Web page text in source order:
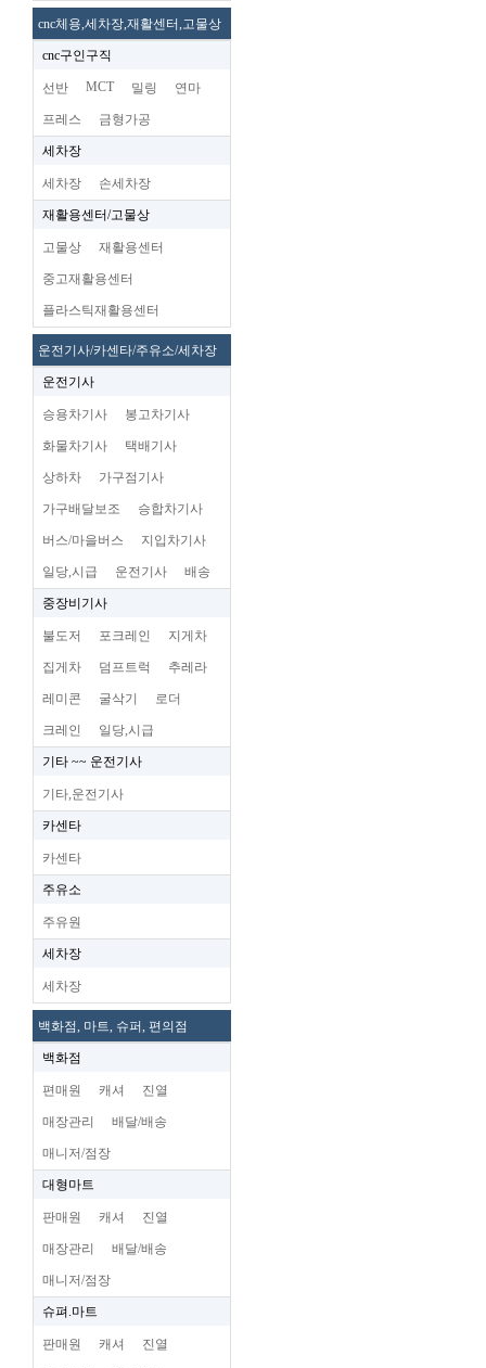
cnc체용,세차장,재활센터,고물상
cnc구인구직
선반 MCT 밀링 연마
프레스 금형가공
세차장
세차장 손세차장
재활용센터/고물상
고물상 재활용센터
중고재활용센터
플라스틱재활용센터
운전기사/카센타/주유소/세차장
운전기사
승용차기사 봉고차기사
화물차기사 택배기사
상하차 가구점기사
가구배달보조 승합차기사
버스/마을버스 지입차기사
일당,시급 운전기사 배송
중장비기사
불도저 포크레인 지게차
집게차 덤프트럭 추레라
레미콘 굴삭기 로더
크레인 일당,시급
기타 ~~ 운전기사
기타,운전기사
카센타
카센타
주유소
주유원
세차장
세차장
백화점, 마트, 슈퍼, 편의점
백화점
편매원 캐셔 진열
매장관리 배달/배송
매니저/점장
대형마트
판매원 캐셔 진열
매장관리 배달/배송
매니저/점장
슈펴.마트
판매원 캐셔 진열